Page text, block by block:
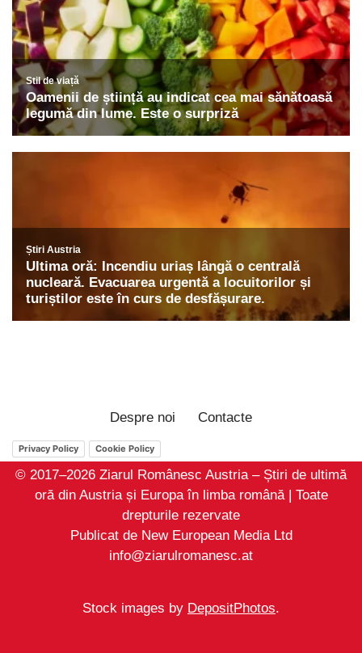
Despre noi Contacte
Privacy Policy Cookie Policy
© 2017–2026 Ziarul Românesc Austria – Știri de ultimă
oră din Austria și Europa în limba română | Toate
drepturile rezervate
Publicat de New European Media Ltd
info@ziarulromanesc.at
Stock images by DepositPhotos.